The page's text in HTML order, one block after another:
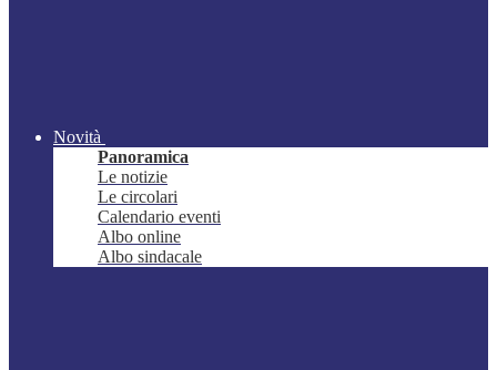
Novità
Panoramica
Le notizie
Le circolari
Calendario eventi
Albo online
Albo sindacale